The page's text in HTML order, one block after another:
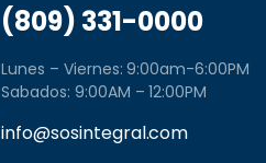
(809) 331-0000
Lunes – Viernes: 9:00am-6:00PM
Sabados: 9:00AM – 12:00PM
info@sosintegral.com